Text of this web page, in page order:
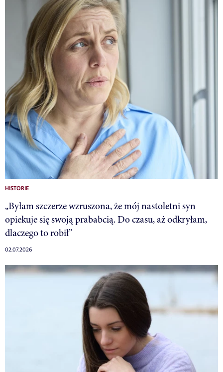
HISTORIE
„Byłam szczerze wzruszona, że mój nastoletni syn
opiekuje się swoją prababcią. Do czasu, aż odkryłam,
dlaczego to robił”
02.07.2026